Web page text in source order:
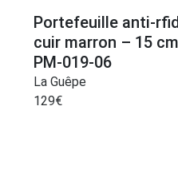
Portefeuille anti-rfid
cuir marron – 15
PM-019-06
La Guêpe
129€